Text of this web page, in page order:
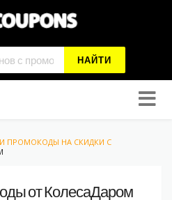
НАЙТИ
to
ПРОМОКОДЫ НА СКИДКИ С
от КолесаДаром